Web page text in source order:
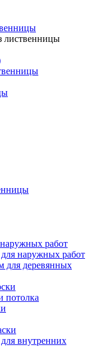
лиственницы
работ
наружных работ
для деревянных
потолка
внутренних